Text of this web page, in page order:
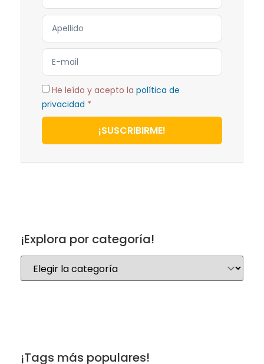
He leído y acepto la política de
privacidad *
¡SUSCRIBIRME!
¡Explora por categoría!
¡Tags más populares!